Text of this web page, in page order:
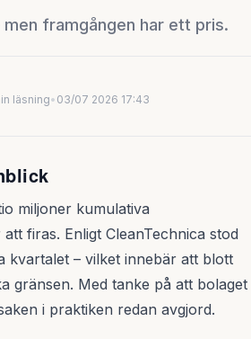
framgången har ett pris.
läsning• 03/07 2026 17:43
miljoner kumulativa
firas. Enligt CleanTechnica stod
kvartalet – vilket innebär att blott
gränsen. Med tanke på att bolaget
i praktiken redan avgjord.